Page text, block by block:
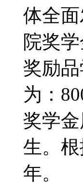
体全
院奖
奖励
为：
奖学
生。
年。